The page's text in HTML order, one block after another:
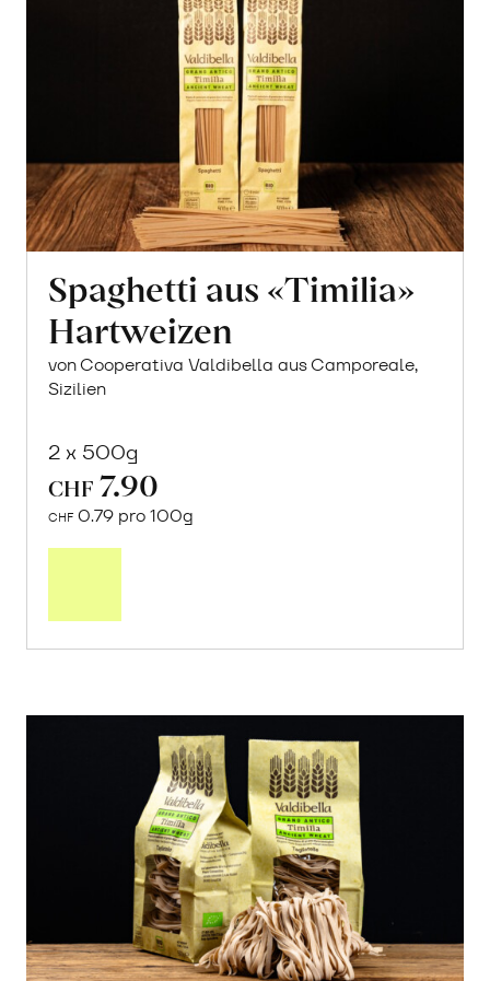
Spaghetti aus «Timilia»
Hartweizen
von Cooperativa Valdibella aus Camporeale,
Sizilien
2 x 500g
CHF 7.90
CHF 0.79 pro 100g